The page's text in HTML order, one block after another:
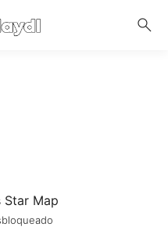
search
Star Map